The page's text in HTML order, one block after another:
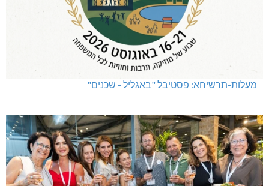
מעלות-תרשיחא: פסטיבל "באגליל - שכנים"